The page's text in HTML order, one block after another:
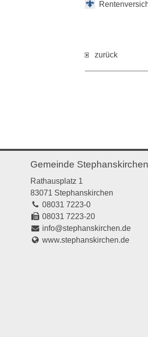
zurück
Gemeinde Stephanskirchen
Rathausplatz 1
83071 Stephanskirchen
08031 7223-0
08031 7223-20
info@stephanskirchen.de
www.stephanskirchen.de